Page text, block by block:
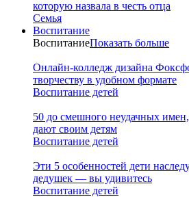
которую назвала в честь отца
Семья
Воспитание
ВоспитаниеПоказать больше
Онлайн-колледж дизайна
творчеству в удобном формате
Воспитание детей
50 до смешного неудачных
дают своим детям
Воспитание детей
Эти 5 особенностей дети
дедушек — вы удивитесь
Воспитание детей